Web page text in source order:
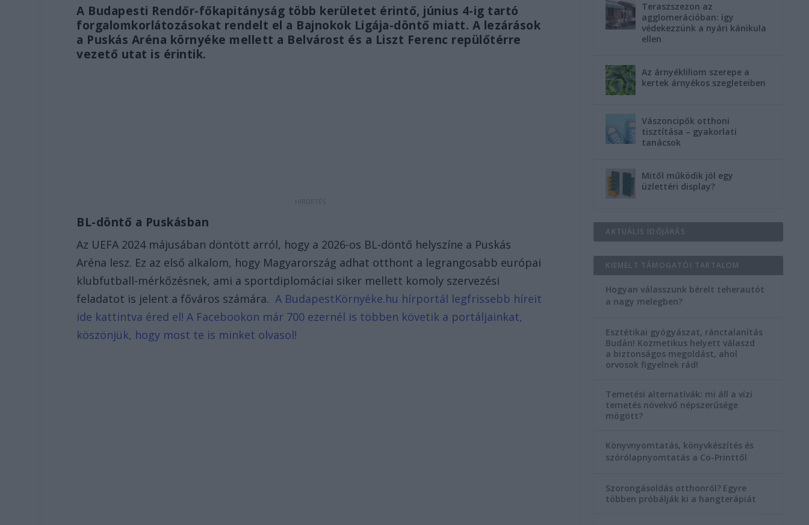
A Budapesti Rendőr-főkapitányság több kerületet érintő, június 4-ig tartó
forgalomkorlátozásokat rendelt el a Bajnokok Ligája-döntő miatt. A lezárások
a Puskás Aréna környéke mellett a Belvárost és a Liszt Ferenc repülőtérre
vezető utat is érintik.
BL-döntő a Puskásban
Az UEFA 2024 májusában döntött arról, hogy a 2026-os BL-döntő helyszíne a Puskás
Aréna lesz. Ez az első alkalom, hogy Magyarország adhat otthont a legrangosabb európai
klubfutball-mérkőzésnek, ami a sportdiplomáciai siker mellett komoly szervezési
feladatot is jelent a főváros számára.A BudapestKörnyéke.hu hírportál legfrissebb híreit
ide kattintva éred el! A Facebookon már 700 ezernél is többen követik a portáljainkat,
köszönjük, hogy most te is minket olvasol!
Teraszszezon az
agglomerációban: így
védekezzünk a nyári kánikula
ellen
Az árnyékliliom szerepe a
kertek árnyékos szegleteiben
Vászoncipők otthoni
tisztítása – gyakorlati
tanácsok
Mitől működik jól egy
üzlettéri display?
AKTUÁLIS IDŐJÁRÁS
KIEMELT TÁMOGATÓI TARTALOM
Hogyan válasszunk bérelt teherautót
a nagy melegben?
Esztétikai gyógyászat, ránctalanítás
Budán! Kozmetikus helyett válaszd
a biztonságos megoldást, ahol
orvosok figyelnek rád!
Temetési alternatívák: mi áll a vízi
temetés növekvő népszerűsége
mögött?
Könyvnyomtatás, könyvkészítés és
szórólapnyomtatás a Co-Printtől
Szorongásoldás otthonról? Egyre
többen próbálják ki a hangterápiát